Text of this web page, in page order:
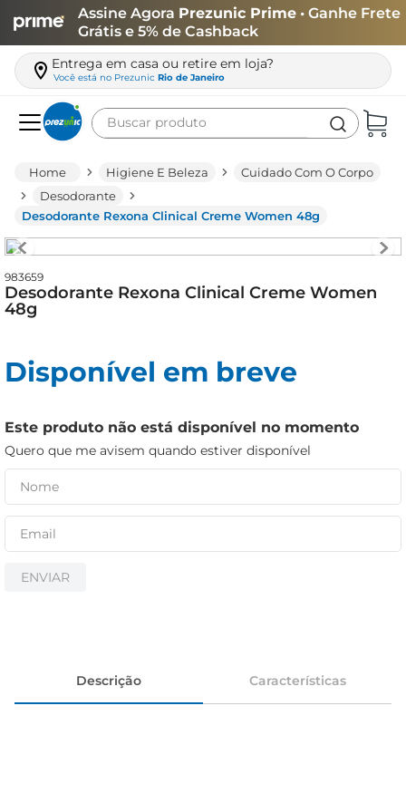
Assine Agora Prezunic Prime • Ganhe Frete
Grátis e 5% de Cashback
Entrega em casa ou retire em loja?
Você está no Prezunic Rio de Janeiro
Buscar produto
Higiene E Beleza
Cuidado Com O Corpo
Desodorante
Desodorante Rexona Clinical Creme Women 48g
983659
Desodorante Rexona Clinical Creme Women
48g
Disponível em breve
Este produto não está disponível no momento
Quero que me avisem quando estiver disponível
ENVIAR
Descrição Características
leite
queijo
azeite
papel higiênico
cerveja